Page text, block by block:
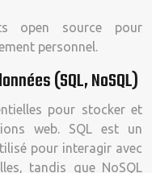
open source pour
personnel.
(SQL, NoSQL)
pour stocker et
web. SQL est un
pour interagir avec
tandis que NoSQL